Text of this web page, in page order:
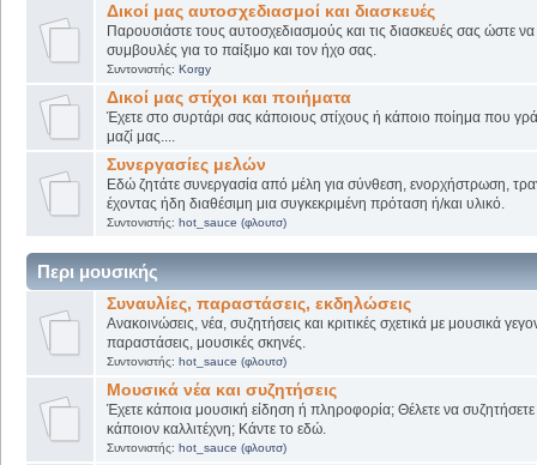
Δικοί μας αυτοσχεδιασμοί και διασκευές
Παρουσιάστε τους αυτοσχεδιασμούς και τις διασκευές σας ώστε να
συμβουλές για το παίξιμο και τον ήχο σας.
Συντονιστής: Korgy
Δικοί μας στίχοι και ποιήματα
Έχετε στο συρτάρι σας κάποιους στίχους ή κάποιο ποίημα που
μαζί μας....
Συνεργασίες μελών
Εδώ ζητάτε συνεργασία από μέλη για σύνθεση, ενορχήστρωση,
έχοντας ήδη διαθέσιμη μια συγκεκριμένη πρόταση ή/και υλικό.
Συντονιστής: hot_sauce (φλουτσ)
Περι μουσικής
Συναυλίες, παραστάσεις, εκδηλώσεις
Ανακοινώσεις, νέα, συζητήσεις και κριτικές σχετικά με μουσικά
παραστάσεις, μουσικές σκηνές.
Συντονιστής: hot_sauce (φλουτσ)
Μουσικά νέα και συζητήσεις
Έχετε κάποια μουσική είδηση ή πληροφορία; Θέλετε να
κάποιον καλλιτέχνη; Κάντε το εδώ.
Συντονιστής: hot_sauce (φλουτσ)